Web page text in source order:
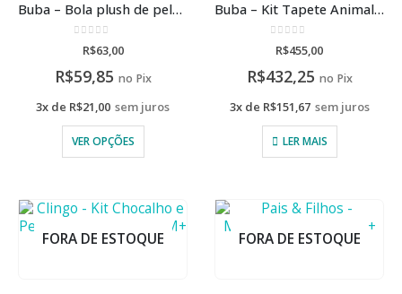
Buba – Bola plush de pelúcia para bebês com mordedor e barulho de chocalho
de 5
R$63,00
R$59,85 no Pix
3x de R$21,00 sem juros
VER OPÇÕES
Buba – Kit Tapete Animal Party e Conjunto de chocalhos baby
de 5
R$455,00
R$432,25 no Pix
3x de R$151,67 sem juros
LER MAIS
FORA DE ESTOQUE FORA DE ESTOQUE